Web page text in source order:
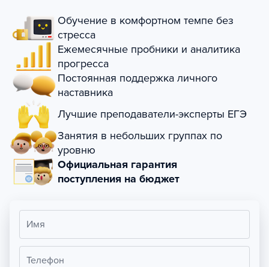
Обучение в комфортном темпе без
стресса
Ежемесячные пробники и аналитика
прогресса
Постоянная поддержка личного
наставника
Лучшие преподаватели-эксперты ЕГЭ
Занятия в небольших группах по
уровню
Официальная гарантия
поступления на бюджет
Имя
Телефон